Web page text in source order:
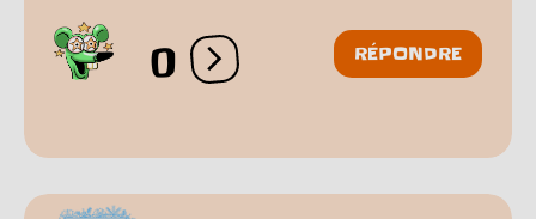
0 Ouvrir les réactions
RÉPONDRE